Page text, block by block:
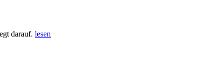
darauf. lesen